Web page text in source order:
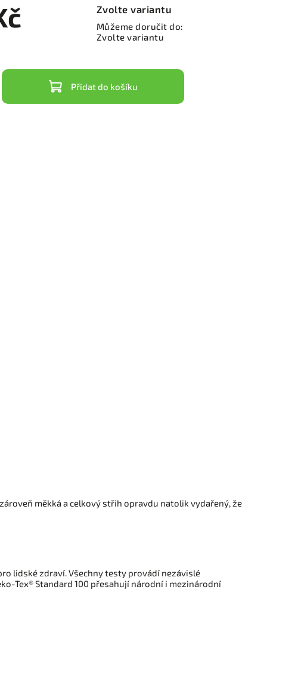
Zvolte variantu
Můžeme doručit do:
Zvolte variantu
Přidat do košíku
měkká a celkový střih opravdu natolik vydařený, že
lidské zdraví. Všechny testy provádí nezávislé
Tex® Standard 100 přesahují národní i mezinárodní